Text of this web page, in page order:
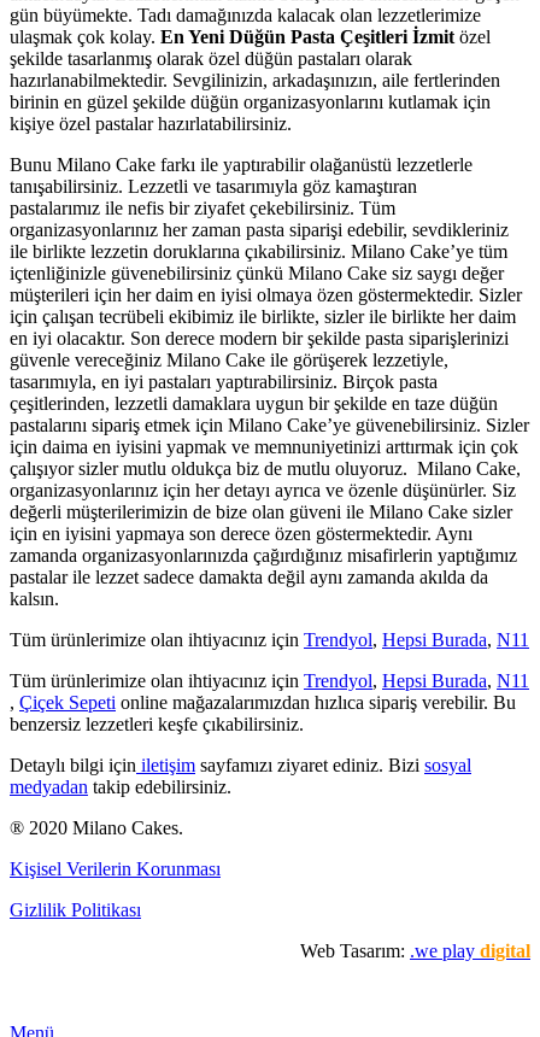
gün büyümekte. Tadı damağınızda kalacak olan lezzetlerimize
ulaşmak çok kolay. En Yeni Düğün Pasta Çeşitleri İzmit özel
şekilde tasarlanmış olarak özel düğün pastaları olarak
hazırlanabilmektedir. Sevgilinizin, arkadaşınızın, aile fertlerinden
birinin en güzel şekilde düğün organizasyonlarını kutlamak için
kişiye özel pastalar hazırlatabilirsiniz.
Bunu Milano Cake farkı ile yaptırabilir olağanüstü lezzetlerle
tanışabilirsiniz. Lezzetli ve tasarımıyla göz kamaştıran
pastalarımız ile nefis bir ziyafet çekebilirsiniz. Tüm
organizasyonlarınız her zaman pasta siparişi edebilir, sevdikleriniz
ile birlikte lezzetin doruklarına çıkabilirsiniz. Milano Cake’ye tüm
içtenliğinizle güvenebilirsiniz çünkü Milano Cake siz saygı değer
müşterileri için her daim en iyisi olmaya özen göstermektedir. Sizler
için çalışan tecrübeli ekibimiz ile birlikte, sizler ile birlikte her daim
en iyi olacaktır. Son derece modern bir şekilde pasta siparişlerinizi
güvenle vereceğiniz Milano Cake ile görüşerek lezzetiyle,
tasarımıyla, en iyi pastaları yaptırabilirsiniz. Birçok pasta
çeşitlerinden, lezzetli damaklara uygun bir şekilde en taze düğün
pastalarını sipariş etmek için Milano Cake’ye güvenebilirsiniz. Sizler
için daima en iyisini yapmak ve memnuniyetinizi arttırmak için çok
çalışıyor sizler mutlu oldukça biz de mutlu oluyoruz. Milano Cake,
organizasyonlarınız için her detayı ayrıca ve özenle düşünürler. Siz
değerli müşterilerimizin de bize olan güveni ile Milano Cake sizler
için en iyisini yapmaya son derece özen göstermektedir. Aynı
zamanda organizasyonlarınızda çağırdığınız misafirlerin yaptığımız
pastalar ile lezzet sadece damakta değil aynı zamanda akılda da
kalsın.
Tüm ürünlerimize olan ihtiyacınız için Trendyol, Hepsi Burada, N11
Tüm ürünlerimize olan ihtiyacınız için Trendyol, Hepsi Burada, N11
, Çiçek Sepeti online mağazalarımızdan hızlıca sipariş verebilir. Bu
benzersiz lezzetleri keşfe çıkabilirsiniz.
Detaylı bilgi için iletişim sayfamızı ziyaret ediniz. Bizi sosyal
medyadan takip edebilirsiniz.
® 2020 Milano Cakes.
Kişisel Verilerin Korunması
Gizlilik Politikası
Web Tasarım: .we play digital
Menü